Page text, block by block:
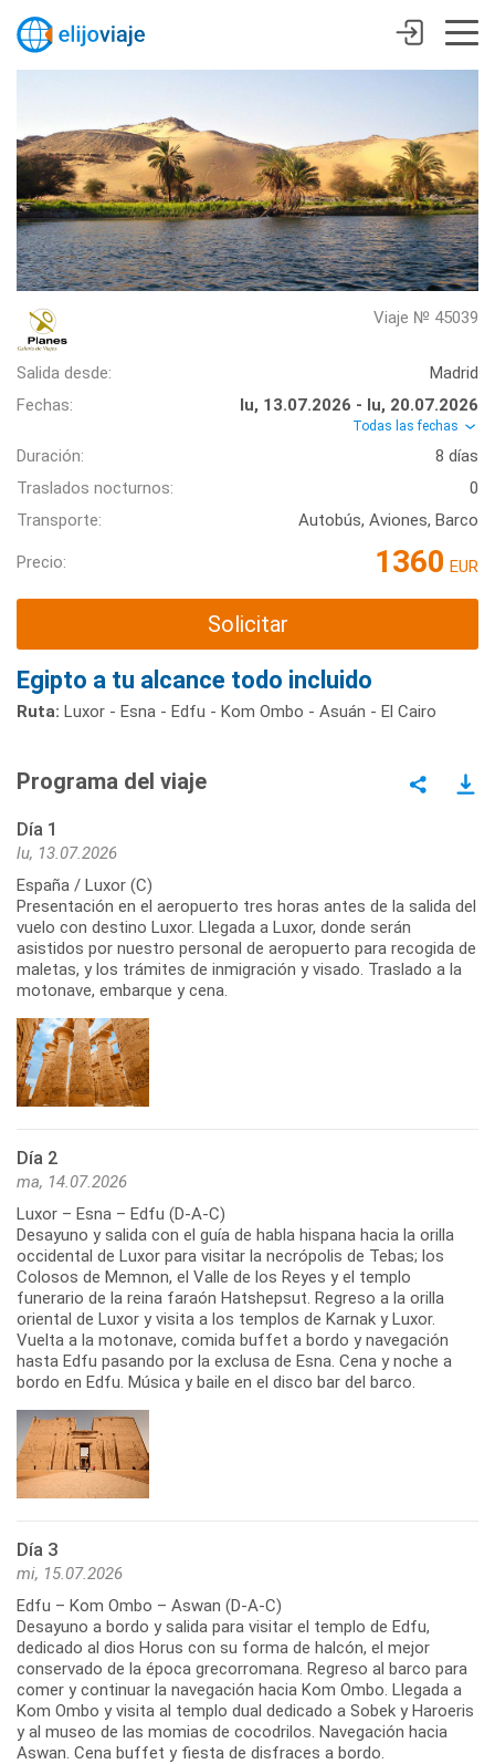
Viaje № 45039
Salida desde:
Madrid
Fechas:
lu, 13.07.2026 - lu, 20.07.2026
Todas las fechas
Duración:
8 días
Traslados nocturnos:
0
Transporte:
Autobús, Aviones, Barco
Precio: 1360 EUR
Solicitar
Egipto a tu alcance todo incluido
Ruta: Luxor - Esna - Edfu - Kom Ombo - Asuán - El Cairo
Programa del viaje
Día 1
lu, 13.07.2026
España / Luxor (C)
Presentación en el aeropuerto tres horas antes de la salida del
vuelo con destino Luxor. Llegada a Luxor, donde serán
asistidos por nuestro personal de aeropuerto para recogida de
maletas, y los trámites de inmigración y visado. Traslado a la
motonave, embarque y cena.
Día 2
ma, 14.07.2026
Luxor – Esna – Edfu (D-A-C)
Desayuno y salida con el guía de habla hispana hacia la orilla
occidental de Luxor para visitar la necrópolis de Tebas; los
Colosos de Memnon, el Valle de los Reyes y el templo
funerario de la reina faraón Hatshepsut. Regreso a la orilla
oriental de Luxor y visita a los templos de Karnak y Luxor.
Vuelta a la motonave, comida buffet a bordo y navegación
hasta Edfu pasando por la exclusa de Esna. Cena y noche a
bordo en Edfu. Música y baile en el disco bar del barco.
Día 3
mi, 15.07.2026
Edfu – Kom Ombo – Aswan (D-A-C)
Desayuno a bordo y salida para visitar el templo de Edfu,
dedicado al dios Horus con su forma de halcón, el mejor
conservado de la época grecorromana. Regreso al barco para
comer y continuar la navegación hacia Kom Ombo. Llegada a
Kom Ombo y visita al templo dual dedicado a Sobek y Haroeris
y al museo de las momias de cocodrilos. Navegación hacia
Aswan. Cena buffet y fiesta de disfraces a bordo.